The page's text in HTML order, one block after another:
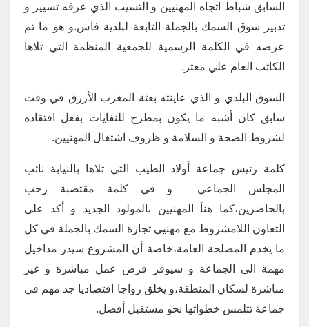
السابق شباط اتجاه المهنيين و التسيب الذي عرفه تسيير و
تدبير سوق السمك بالجملة التابعة لبلدية فاس.و هو ما تم
عرضه في الكلمة الرسمية للجمعية المنظمة التي تلاها
الكاتب العام علي معتز.
السوق البلدي و الذي عاينته بعثة المغرب الأزرق في وقت
سابق كان أشبه ما يكون بمطرح للنفايات بفعل افتقاده
لشروط الصحة و السلامة و ظروف اشتغال المهنيين.
كلمة رئيس جماعة أولاد الطيب التي تلاها بالنيابة نائب
المجلس الجماعي و في كلمة مقتضبة رحب
بالحاضرين،كما هنأ المهنيين بالمولود الجديد و أكد على
التعاون اللامشروط مع مهنيي تجارة السمك بالجملة في كل
ما يخدم المصلحة العامة،خاصة أن المشروع سيدر مداخيل
مهمة الى الجماعة و سيوفر فرص عمل مباشرة و غير
مباشرة لسكان المنطقة،و يخلق رواجا اقتصاديا جد مهم في
جماعة تتلمس خطواتها نحو مستقبل أفضل.